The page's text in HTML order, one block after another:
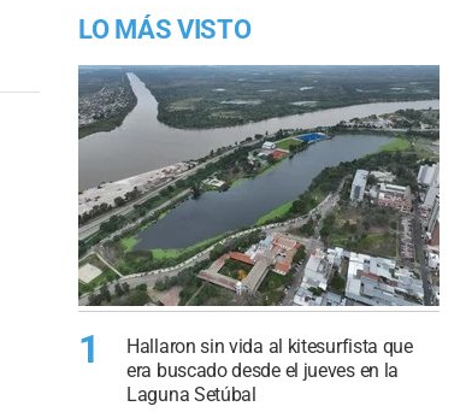
LO MÁS VISTO
1
Hallaron sin vida al kitesurfista que
era buscado desde el jueves en la
Laguna Setúbal